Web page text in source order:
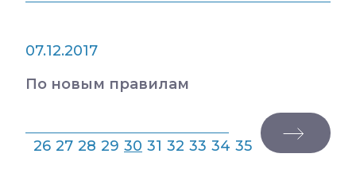
07.12.2017
По новым правилам
26 27 28 29 30 31 32 33 34 35